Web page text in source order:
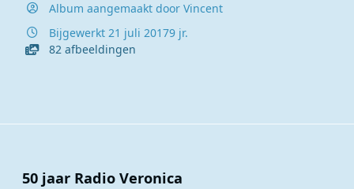
Album aangemaakt door Vincent
Bijgewerkt 21 juli 20179 jr.
82 afbeeldingen
50 jaar Radio Veronica